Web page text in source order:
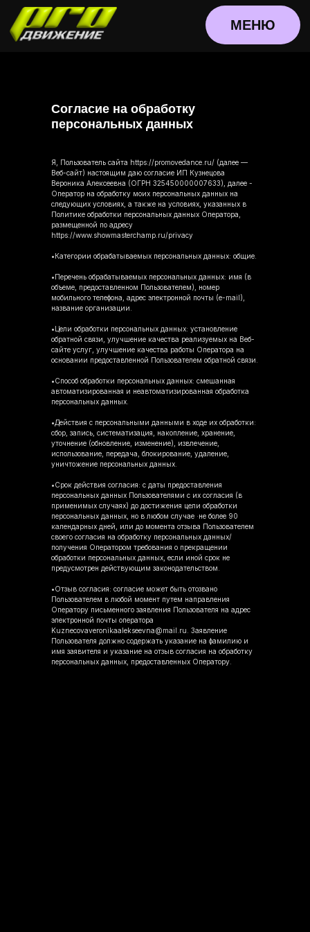
Согласие на обработку
персональных данных
Я, Пользователь сайта https://promovedance.ru/ (далее —
Веб-сайт) настоящим даю согласие ИП Кузнецова
Вероника Алексеевна (ОГРН 325450000007633), далее -
Оператор на обработку моих персональных данных на
следующих условиях, а также на условиях, указанных в
Политике обработки персональных данных Оператора,
размещенной по адресу
https://www.showmasterchamp.ru/privacy
•Категории обрабатываемых персональных данных: общие.
•Перечень обрабатываемых персональных данных: имя (в
объеме, предоставленном Пользователем), номер
мобильного телефона, адрес электронной почты (e-mail),
название организации.
•Цели обработки персональных данных: установление
обратной связи, улучшение качества реализуемых на Веб-
сайте услуг, улучшение качества работы Оператора на
основании предоставленной Пользователем обратной связи.
•Способ обработки персональных данных: смешанная
автоматизированная и неавтоматизированная обработка
персональных данных.
•Действия с персональными данными в ходе их обработки:
сбор, запись, систематизация, накопление, хранение,
уточнение (обновление, изменение), извлечение,
использование, передача, блокирование, удаление,
уничтожение персональных данных.
•Срок действия согласия: с даты предоставления
персональных данных Пользователями с их согласия (в
применимых случаях) до достижения цели обработки
персональных данных, но в любом случае ·не более 90
календарных дней, или до момента отзыва Пользователем
своего согласия на обработку персональных данных/
получения Оператором требования о прекращении
обработки персональных данных, если иной срок не
предусмотрен действующим законодательством.
•Отзыв согласия: согласие может быть отозвано
Пользователем в любой момент путем направления
Оператору письменного заявления Пользователя на адрес
электронной почты оператора
Kuznecovaveronikaalekseevna@mail.ru. Заявление
Пользователя должно содержать указание на фамилию и
имя заявителя и указание на отзыв согласия на обработку
персональных данных, предоставленных Оператору.